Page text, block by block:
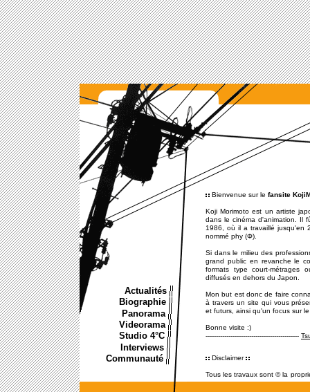
Actualités
Biographie
Panorama
Videorama
Studio 4°C
Interviews
Communauté